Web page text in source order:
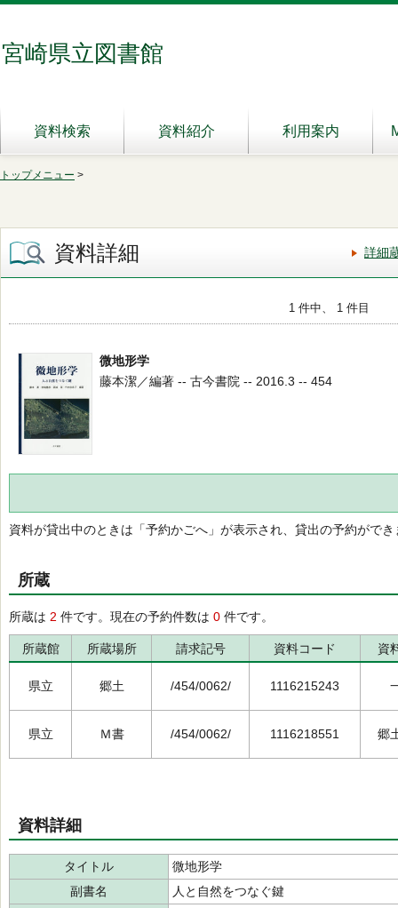
宮崎県立図書館
資料検索 資料紹介 利用案内
トップメニュー >
資料詳細 詳細
1 件中、 1 件目
微地形学
藤本潔／編著 -- 古今書院 -- 2016.3 -- 454
資料が貸出中のときは「予約かごへ」が表示され、貸出の予約ができ
所蔵
所蔵は 2 件です。現在の予約件数は 0 件です。
所蔵館 所蔵場所 請求記号 資料コード 資
県立 郷土 /454/0062/ 1116215243
県立 Ｍ書 /454/0062/ 1116218551 郷
資料詳細
タイトル
微地形学
副書名
人と自然をつなぐ鍵